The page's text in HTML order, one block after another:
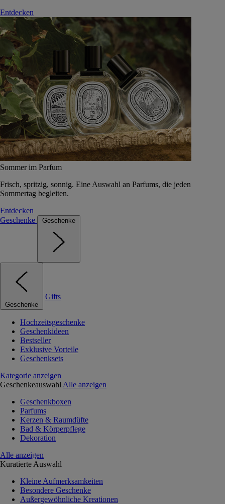
Entdecken
Sommer im Parfum
Frisch, spritzig, sonnig. Eine Auswahl an Parfums, die jeden
Sommertag begleiten.
Entdecken
Geschenke
Geschenke
Geschenke
Gifts
Hochzeitsgeschenke
Geschenkideen
Bestseller
Exklusive Vorteile
Geschenksets
Kategorie anzeigen
Geschenkeauswahl Alle anzeigen
Geschenkboxen
Parfums
Kerzen & Raumdüfte
Bad & Körperpflege
Dekoration
Alle anzeigen
Kuratierte Auswahl
Kleine Aufmerksamkeiten
Besondere Geschenke
Außergewöhnliche Kreationen